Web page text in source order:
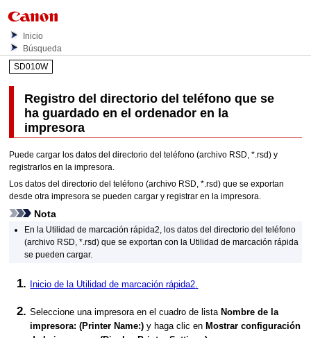
Inicio
Búsqueda
SD010W
Registro del directorio del teléfono que se
ha guardado en el ordenador en la
impresora
Puede cargar los datos del directorio del teléfono (archivo RSD, *.rsd) y
registrarlos en laimpresora
Los datos del directorio del teléfono (archivo RSD, *.rsd) que se exportan
desde otraimpresora se pueden cargar y registrar en laimpresora
Nota
En la Utilidad de marcación rápida2 , los datos del directorio del teléfono
(archivo RSD, *.rsd) que se exportan con la Utilidad de marcación rápida
se pueden cargar.
Inicio de la Utilidad de marcación rápida2
Seleccione unaimpresoraen el cuadro de lista Nombre de la
impresora: (Printer Name:) y haga clic en Mostrar configuración